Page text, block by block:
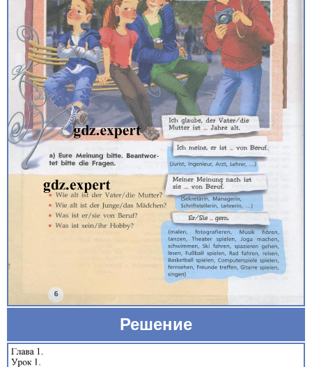
Решение